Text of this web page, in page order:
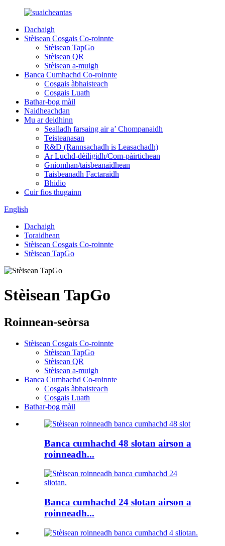
Dachaigh
Stèisean Cosgais Co-roinnte
Stèisean TapGo
Stèisean QR
Stèisean a-muigh
Banca Cumhachd Co-roinnte
Cosgais àbhaisteach
Cosgais Luath
Bathar-bog màil
Naidheachdan
Mu ar deidhinn
Sealladh farsaing air a’ Chompanaidh
Teisteanasan
R&D (Rannsachadh is Leasachadh)
Ar Luchd-dèiligidh/Com-pàirtichean
Gnìomhan/taisbeanaidhean
Taisbeanadh Factaraidh
Bhidio
Cuir fios thugainn
English
Dachaigh
Toraidhean
Stèisean Cosgais Co-roinnte
Stèisean TapGo
Stèisean TapGo
Roinnean-seòrsa
Stèisean Cosgais Co-roinnte
Stèisean TapGo
Stèisean QR
Stèisean a-muigh
Banca Cumhachd Co-roinnte
Cosgais àbhaisteach
Cosgais Luath
Bathar-bog màil
Banca cumhachd 48 slotan airson a
roinneadh...
Banca cumhachd 24 slotan airson a
roinneadh...